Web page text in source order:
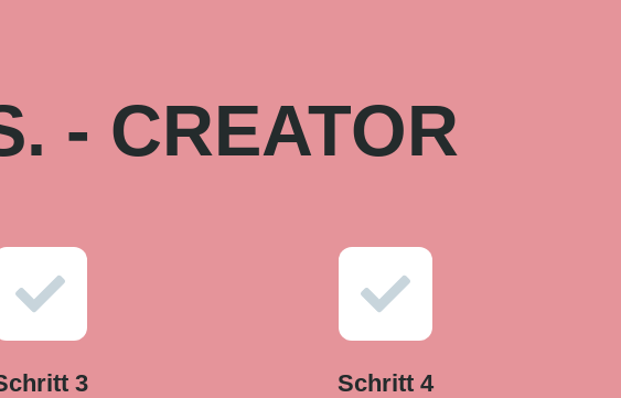
- CREATOR
3 Schritt 4